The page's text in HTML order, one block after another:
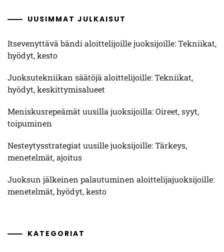
UUSIMMAT JULKAISUT
Itsevenyttävä bändi aloittelijoille juoksijoille: Tekniikat,
hyödyt, kesto
Juoksutekniikan säätöjä aloittelijoille: Tekniikat,
hyödyt, keskittymisalueet
Meniskusrepeämät uusilla juoksijoilla: Oireet, syyt,
toipuminen
Nesteytysstrategiat uusille juoksijoille: Tärkeys,
menetelmät, ajoitus
Juoksun jälkeinen palautuminen aloittelijajuoksijoille:
menetelmät, hyödyt, kesto
KATEGORIAT